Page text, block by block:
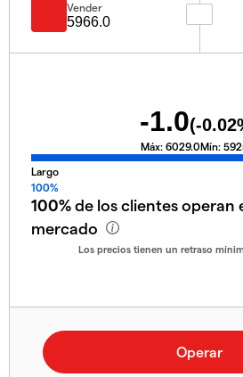
Vender
5966.0
-1.0(-0.02
Máx: 6029.0Mín:
Largo
100%
100%de los clientes operan
mercado
Los precios tienen un retraso